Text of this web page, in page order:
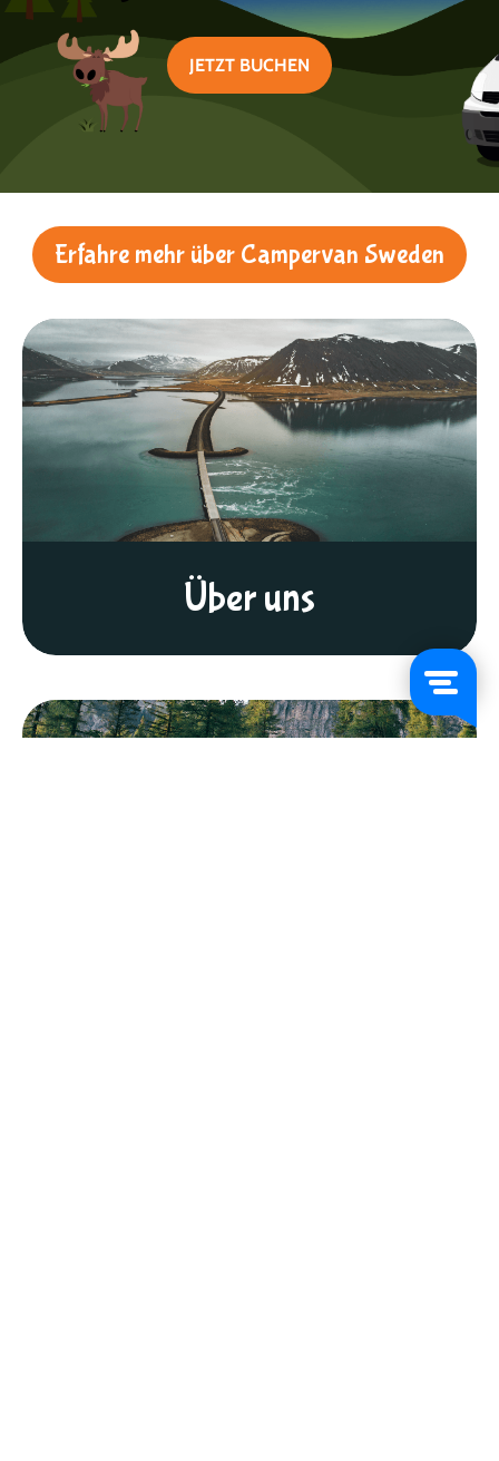
JETZT BUCHEN
Erfahre mehr über Campervan Sweden
Über uns